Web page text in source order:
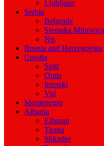
Ljubljana
Serbia
Belgrade
Sremska Mitrovica
Nis
Bosnia and Herzegovina
Croatia
Split
Omis
Imotski
Vid
Montenegro
Albania
Elbasan
Tirana
Shkoder